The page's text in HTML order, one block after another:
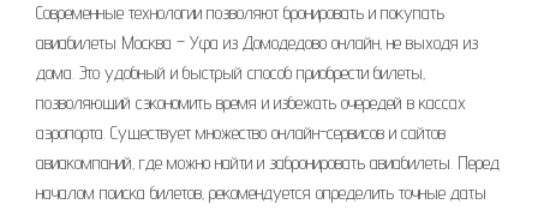
Современные технологии позволяют бронировать и покупать
авиабилеты Москва – Уфа из Домодедово онлайн‚ не выходя из
дома. Это удобный и быстрый способ приобрести билеты‚
позволяющий сэкономить время и избежать очередей в кассах
аэропорта. Существует множество онлайн-сервисов и сайтов
авиакомпаний‚ где можно найти и забронировать авиабилеты. Перед
началом поиска билетов‚ рекомендуется определить точные даты